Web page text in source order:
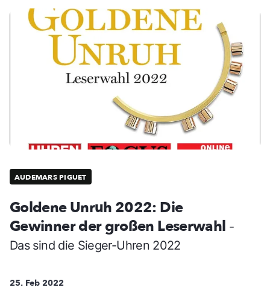
AUDEMARS PIGUET
Goldene Unruh 2022: Die
Gewinner der großen Leserwahl -
Das sind die Sieger-Uhren 2022
25. Feb 2022